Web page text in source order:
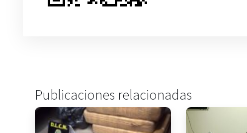
Publicaciones relacionadas